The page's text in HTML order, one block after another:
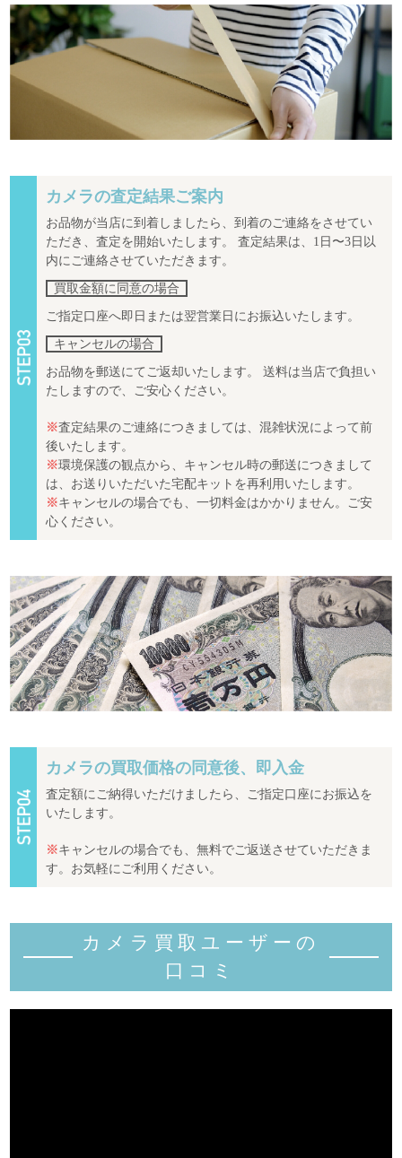
カメラの査定結果ご案内
お品物が当店に到着しましたら、到着のご連絡をさせてい
ただき、査定を開始いたします。 査定結果は、1日〜3日以
内にご連絡させていただきます。
買取金額に同意の場合
ご指定口座へ即日または翌営業日にお振込いたします。
キャンセルの場合
お品物を郵送にてご返却いたします。 送料は当店で負担い
たしますので、ご安心ください。
※査定結果のご連絡につきましては、混雑状況によって前
後いたします。
※環境保護の観点から、キャンセル時の郵送につきまして
は、お送りいただいた宅配キットを再利用いたします。
※キャンセルの場合でも、一切料金はかかりません。ご安
心ください。
カメラの買取価格の同意後、即入金
査定額にご納得いただけましたら、ご指定口座にお振込を
いたします。
※キャンセルの場合でも、無料でご返送させていただきま
す。お気軽にご利用ください。
カメラ買取ユーザーの
口コミ